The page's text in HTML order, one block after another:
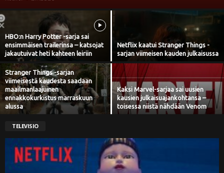
f
HBO:n Harry Potter -sarja sai
ensimmäisen trailerinsa – katsojat
jakautuivat heti kahteen leiriin
Netflix kaatui Stranger Things -
sarjan viimeisen kauden julkaisussa
Stranger Things -sarjan
viimeisestä kaudesta saadaan
maailmanlaajuinen
ennakkokurkistus marraskuun
alussa
Kaksi Marvel-sarjaa sai uusien
kausien julkaisuajankohtansa –
toisessa niistä nähdään Venom
TELEVISIO